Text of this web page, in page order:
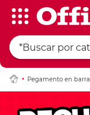
Pegamento en barra